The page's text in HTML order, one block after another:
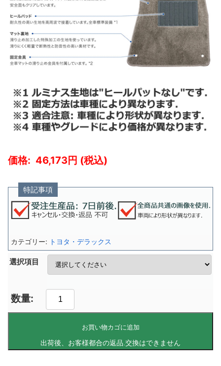
46,173
特記事項
選択項目
お買い物カゴに追加
カテゴリー: トヨタ・デラックス